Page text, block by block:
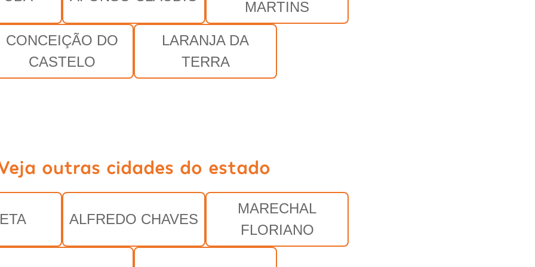
MARTINS
CONCEIÇÃO DO
CASTELO
LARANJA DA
TERRA
outras cidades do estado
ALFREDO CHAVES
MARECHAL
FLORIANO